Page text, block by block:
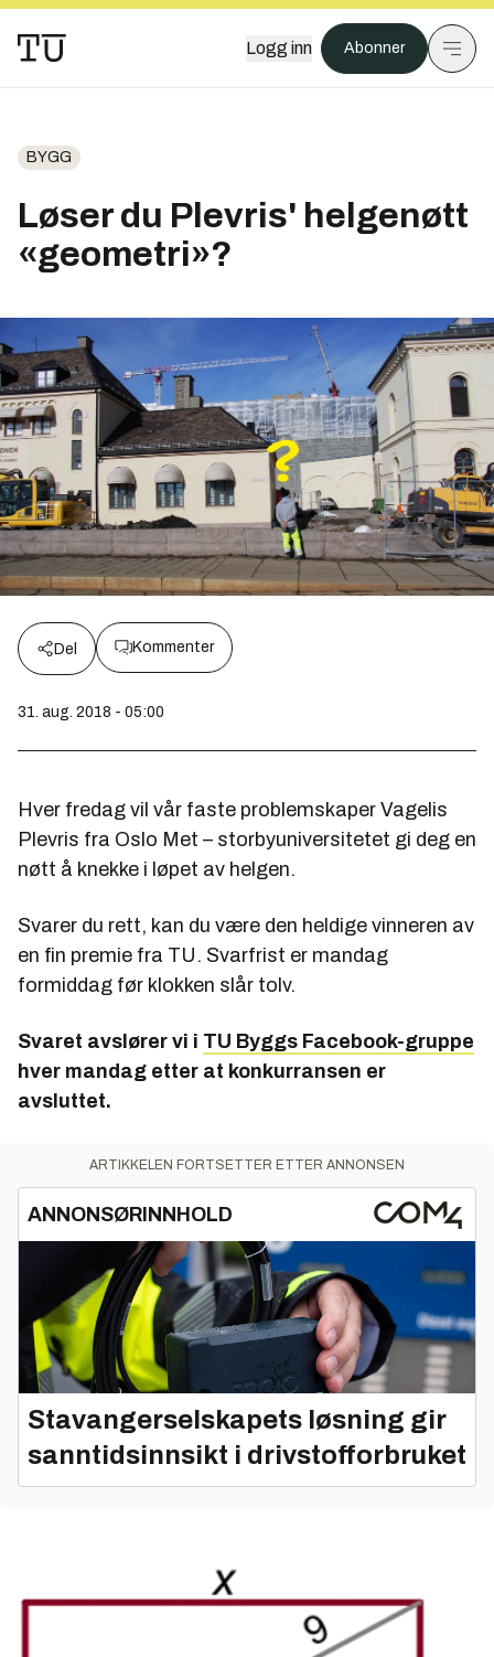
Logg inn Abonner
BYGG
Løser du Plevris' helgenøtt
«geometri»?
Del Kommenter
31. aug. 2018 - 05:00
Hver fredag vil vår faste problemskaper Vagelis
Plevris fra Oslo Met – storbyuniversitetet gi deg en
nøtt å knekke i løpet av helgen.
Svarer du rett, kan du være den heldige vinneren av
en fin premie fra TU. Svarfrist er mandag
formiddag før klokken slår tolv.
Svaret avslører vi i TU Byggs Facebook-gruppe
hver mandag etter at konkurransen er
avsluttet.
ARTIKKELEN FORTSETTER ETTER ANNONSEN
ANNONSØRINNHOLD
Stavangerselskapets løsning gir
sanntidsinnsikt i drivstofforbruket